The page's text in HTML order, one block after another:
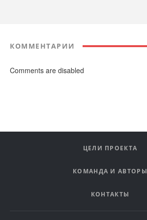
КОММЕНТАРИИ
Comments are disabled
ЦЕЛИ ПРОЕКТА
КОМАНДА И АВТОРЫ
КОНТАКТЫ